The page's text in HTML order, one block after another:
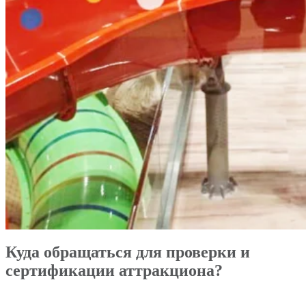
Куда обращаться для проверки и
сертификации аттракциона?